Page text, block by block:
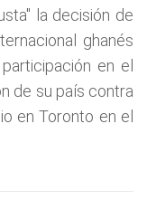
la decisión de
ghanés
en el
de su país contra
en Toronto en el